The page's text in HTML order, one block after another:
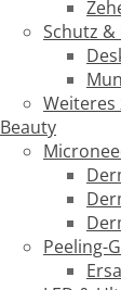
Schutz &
Weiteres
Beauty
Peeling-